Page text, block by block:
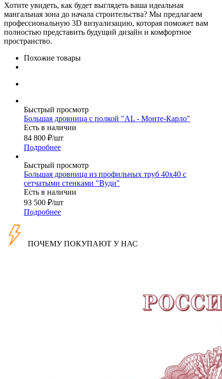
Хотите увидеть, как будет выглядеть ваша идеальная
мангальная зона до начала строительства? Мы предлагаем
профессиональную 3D визуализацию, которая поможет вам
полностью представить будущий дизайн и комфортное
пространство.
Похожие товары
Быстрый просмотр
Большая дровница с полкой "AL - Монте-Карло"
Есть в наличии
84 800 ₽/шт
Подробнее
Быстрый просмотр
Большая дровница из профильных труб 40x40 с
сетчатыми стенками "Вуди"
Есть в наличии
93 500 ₽/шт
Подробнее
ПОЧЕМУ ПОКУПАЮТ У НАС